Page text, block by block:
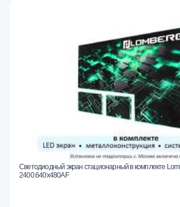
Светодиодный экран стационарный в комплекте
2400.640x480AF